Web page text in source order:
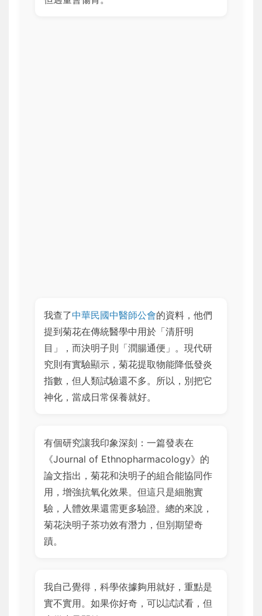
我查了中華民國中醫師公會的資料，他們
提到菊花在傳統醫學中用於「清肝明
目」，而決明子則「潤腸通便」。現代研
究則有實驗顯示，菊花提取物能降低發炎
指數，但人類試驗還不多。所以，別把它
神化，當成日常保養就好。
有個研究讓我印象深刻：一篇發表在
《Journal of Ethnopharmacology》的
論文指出，菊花和決明子的組合能協同作
用，增強抗氧化效果。但這只是細胞實
驗，人體效果還需更多驗證。總的來說，
菊花決明子茶功效有潛力，但別期望奇
蹟。
我自己覺得，科學依據夠用就好，重點是
實不實用。如果你好奇，可以試試看，但